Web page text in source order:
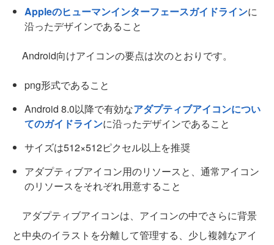
Appleのヒューマンインターフェースガイドラインに
沿ったデザインであること
Android向けアイコンの要点は次のとおりです。
png形式であること
Android 8.0以降で有効なアダプティブアイコンについ
てのガイドラインに沿ったデザインであること
サイズは512×512ピクセル以上を推奨
アダプティブアイコン用のリソースと、通常アイコン
のリソースをそれぞれ用意すること
アダプティブアイコンは、アイコンの中でさらに背景
と中央のイラストを分離して管理する、少し複雑なアイ